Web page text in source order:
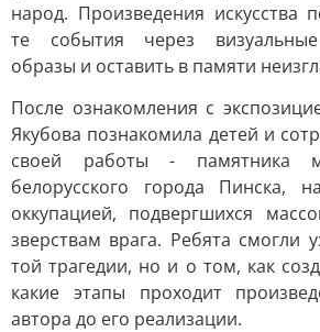
народ. Произведения искусства
те события через визуальные
образы и оставить в памяти
После ознакомления с
Якубова познакомила детей и
своей работы - памятника
белорусского города Пинска,
оккупацией, подвергшихся
зверствам врага. Ребята смогли
той трагедии, но и о том, как
какие этапы проходит
автора до его реализации.